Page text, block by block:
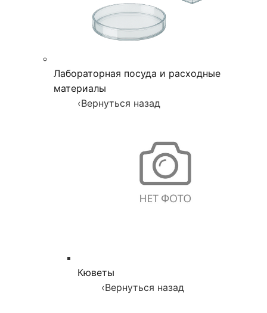
Лабораторная посуда и расходные
материалы
‹Вернуться назад
Кюветы
‹Вернуться назад